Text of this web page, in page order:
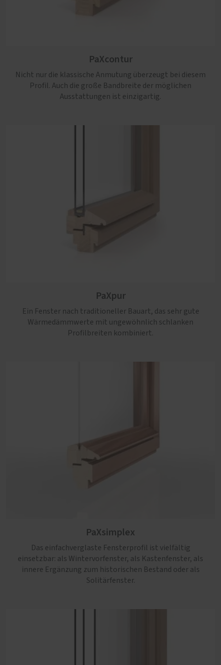
PaXcontur
Nicht nur die klassische Anmutung überzeugt bei diesem
Profil. Auch die große Bandbreite der möglichen
Ausstattungen ist einzigartig.
PaXpur
Ein Fenster nach traditioneller Bauart, das sehr gute
Wärmedämmwerte mit ungewöhnlich schlanken
Profilbreiten kombiniert.
PaXsimplex
Das einfachverglaste Fensterprofil ist vielfältig
einsetzbar: als Wintervorfenster, als Kastenfenster, als
innere Ergänzung zum historischen Bestand oder als
Solitärfenster.
Die beste Wahl, wenn zeitgemäße Anforderungen an
Einbruchhemmung, Schall- und Wärmeschutz mit
authentischer Altbau-Optik einhergehen sollen.